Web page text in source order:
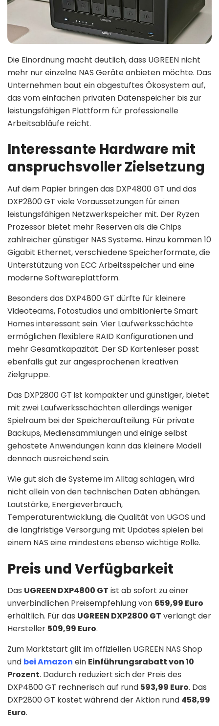
Die Einordnung macht deutlich, dass UGREEN nicht
mehr nur einzelne NAS Geräte anbieten möchte. Das
Unternehmen baut ein abgestuftes Ökosystem auf,
das vom einfachen privaten Datenspeicher bis zur
leistungsfähigen Plattform für professionelle
Arbeitsabläufe reicht.
Interessante Hardware mit
anspruchsvoller Zielsetzung
Auf dem Papier bringen das DXP4800 GT und das
DXP2800 GT viele Voraussetzungen für einen
leistungsfähigen Netzwerkspeicher mit. Der Ryzen
Prozessor bietet mehr Reserven als die Chips
zahlreicher günstiger NAS Systeme. Hinzu kommen 10
Gigabit Ethernet, verschiedene Speicherformate, die
Unterstützung von ECC Arbeitsspeicher und eine
moderne Softwareplattform.
Besonders das DXP4800 GT dürfte für kleinere
Videoteams, Fotostudios und ambitionierte Smart
Homes interessant sein. Vier Laufwerksschächte
ermöglichen flexiblere RAID Konfigurationen und
mehr Gesamtkapazität. Der SD Kartenleser passt
ebenfalls gut zur angesprochenen kreativen
Zielgruppe.
Das DXP2800 GT ist kompakter und günstiger, bietet
mit zwei Laufwerksschächten allerdings weniger
Spielraum bei der Speicheraufteilung. Für private
Backups, Mediensammlungen und einige selbst
gehostete Anwendungen kann das kleinere Modell
dennoch ausreichend sein.
Wie gut sich die Systeme im Alltag schlagen, wird
nicht allein von den technischen Daten abhängen.
Lautstärke, Energieverbrauch,
Temperaturentwicklung, die Qualität von UGOS und
die langfristige Versorgung mit Updates spielen bei
einem NAS eine mindestens ebenso wichtige Rolle.
Preis und Verfügbarkeit
Das UGREEN DXP4800 GT ist ab sofort zu einer
unverbindlichen Preisempfehlung von 659,99 Euro
erhältlich. Für das UGREEN DXP2800 GT verlangt der
Hersteller 509,99 Euro.
Zum Marktstart gilt im offiziellen UGREEN NAS Shop
und bei Amazon ein Einführungsrabatt von 10
Prozent. Dadurch reduziert sich der Preis des
DXP4800 GT rechnerisch auf rund 593,99 Euro. Das
DXP2800 GT kostet während der Aktion rund 458,99
Euro.